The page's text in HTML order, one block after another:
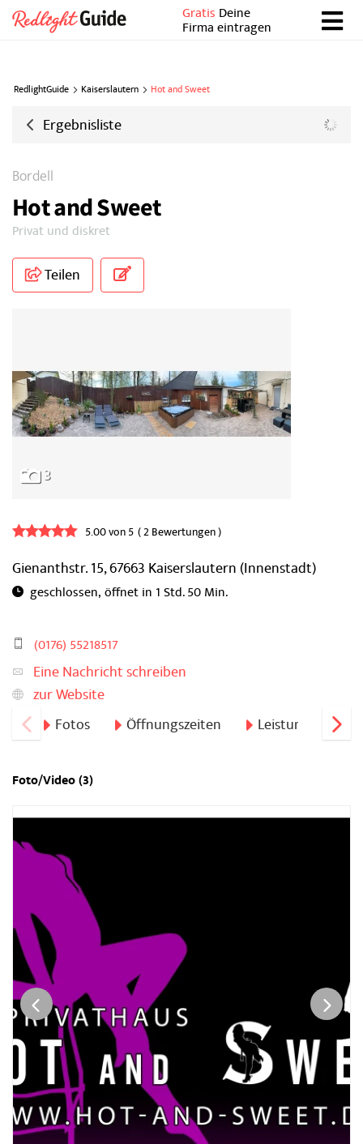
Gratis Deine
Firma eintragen
RedlightGuide Kaiserslautern Hot and Sweet
Ergebnisliste
Bordell
Hot and Sweet
Privat und diskret
Teilen
3
5 von 5 Sternen
5.00 von 5 2 Bewertungen
Gienanthstr. 15,67663 Kaiserslautern (Innenstadt)
öffnet in 1 Std. 50 Min.
(0176) 55218517
Eine Nachricht schreiben
zur Website
Fotos
Öffnungszeiten Leistungen
Foto/Video (3)